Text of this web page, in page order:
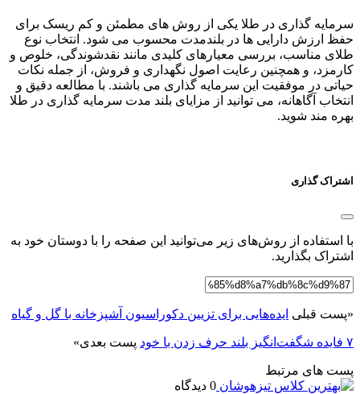
سرمایه گذاری در طلا یکی از روش های مطمئن و کم ریسک برای
حفظ ارزش دارایی ها در بلندمدت محسوب می شود. انتخاب نوع
طلای مناسب، بررسی معیارهای کلیدی مانند نقدشوندگی، خلوص و
کارمزد، و همچنین رعایت اصول نگهداری و فروش، از جمله نکات
حیاتی در موفقیت این سرمایه گذاری می باشند. با مطالعه دقیق و
انتخاب آگاهانه، می توانید از مزایای بلند مدت سرمایه گذاری در طلا
بهره مند شوید.
اشتراک گذاری
با استفاده از روش‌های زیر می‌توانید این صفحه را با دوستان خود به
اشتراک بگذارید.
«پست قبلی ایده‌هایی برای تزیین دکوراسیون آشپزخانه با گل و گیاه
۷ فایده شگفت‌انگیز بلند حرف زدن با خود پست بعدی»
پست های مرتبط
0 دیدگاه